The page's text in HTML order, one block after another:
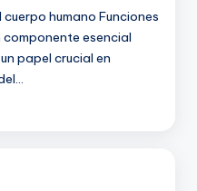
humano Funciones
componente esencial
papel crucial en